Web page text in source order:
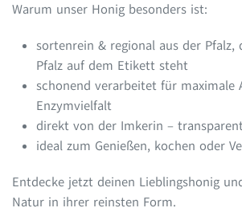
Warum unser Honig besonders ist:
sortenrein & regional aus der
Pfalz auf dem Etikett steht
schonend verarbeitet für maximale
Enzymvielfalt
direkt von der Imkerin –
ideal zum Genießen, kochen oder
Entdecke jetzt deinen Lieblingshonig
Natur in ihrer reinsten Form.